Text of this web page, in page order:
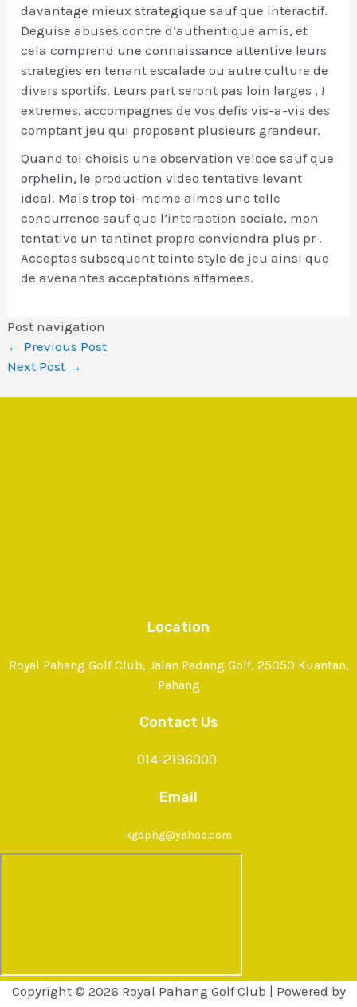
davantage mieux strategique sauf que interactif.
Deguise abuses contre d’authentique amis, et
cela comprend une connaissance attentive leurs
strategies en tenant escalade ou autre culture de
divers sportifs. Leurs part seront pas loin larges , !
extremes, accompagnes de vos defis vis-a-vis des
comptant jeu qui proposent plusieurs grandeur.
Quand toi choisis une observation veloce sauf que
orphelin, le production video tentative levant
ideal. Mais trop toi-meme aimes une telle
concurrence sauf que l’interaction sociale, mon
tentative un tantinet propre conviendra plus pr .
Acceptas subsequent teinte style de jeu ainsi que
de avenantes acceptations affamees.
Post navigation
← Previous Post
Next Post →
Location
Royal Pahang Golf Club, Jalan Padang Golf, 25050 Kuantan,
Pahang
Contact Us
014-2196000
Email
kgdphg@yahoo.com
Copyright © 2026 Royal Pahang Golf Club | Powered by